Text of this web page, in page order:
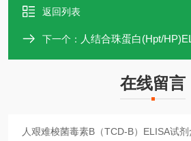
返回列表
下一个： 人结合珠蛋白(Hpt/
在线留言